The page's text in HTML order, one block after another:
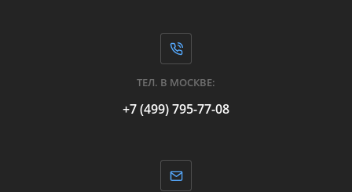
ТЕЛ. В МОСКВЕ:
+7 (499) 795-77-08